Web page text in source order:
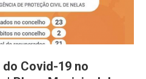
Covid-19 no